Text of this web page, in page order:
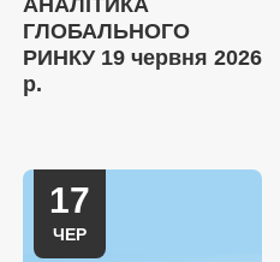
АНАЛІТИКА
ГЛОБАЛЬНОГО
РИНКУ 19 червня 2026
р.
17
ЧЕР